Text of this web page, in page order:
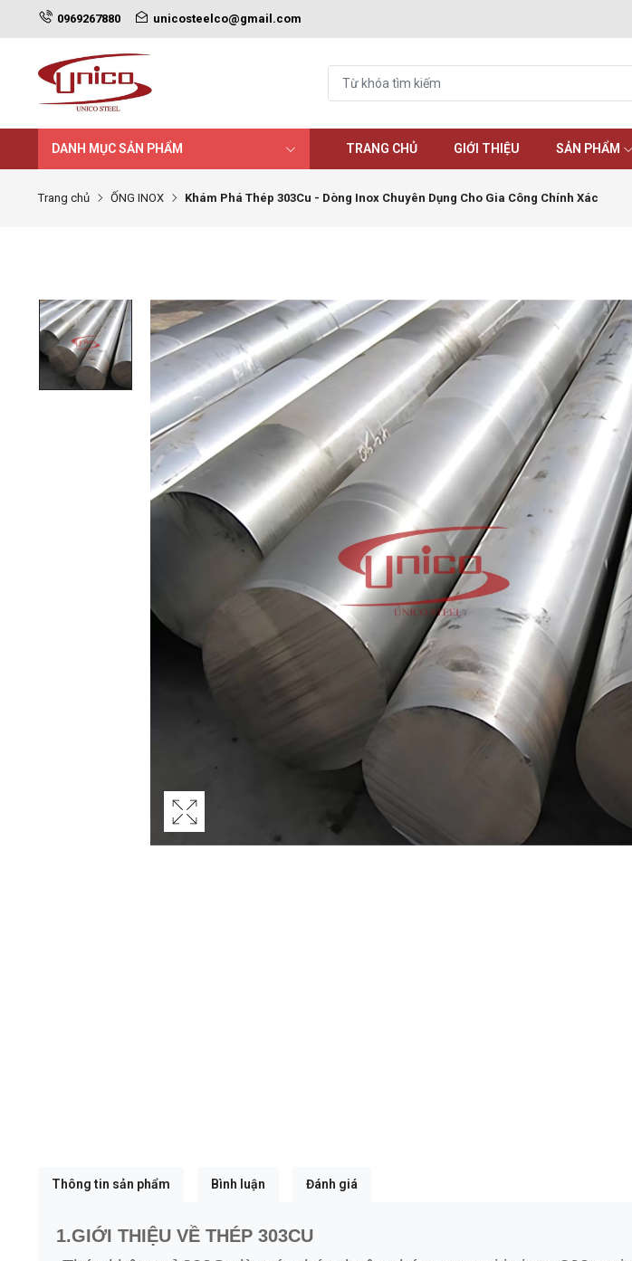
0969267880 unicosteelco@gmail.com
DANH MỤC SẢN PHẨM TRANG CHỦ GIỚI THIỆU SẢN PHẨM
Trang chủ ỐNG INOX Khám Phá Thép 303Cu - Dòng Inox Chuyên Dụng Cho Gia Công Chính Xác
Thông tin sản phẩm Bình luận Đánh giá
1.GIỚI THIỆU VỀ THÉP 303CU